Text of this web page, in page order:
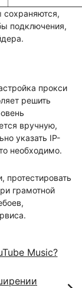
сохраняются,
подключения,
прокси
решить
вручную,
указать IP-
необходимо.
протестировать
грамотной
Music?